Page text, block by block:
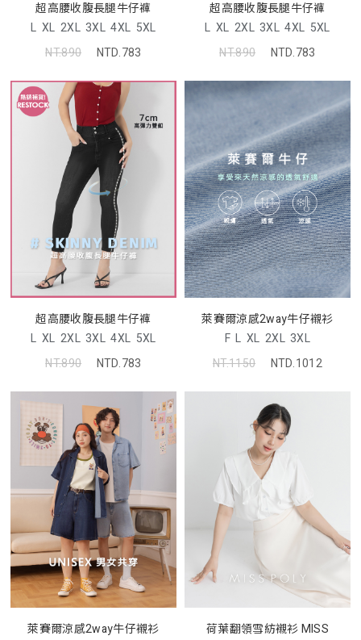
超高腰收腹長腿牛仔褲
L XL 2XL 3XL 4XL 5XL
NT.890
NTD.783
超高腰收腹長腿牛仔褲
L XL 2XL 3XL 4XL 5XL
NT.890
NTD.783
超高腰收腹長腿牛仔褲
L XL 2XL 3XL 4XL 5XL
NT.890
NTD.783
萊賽爾涼感2way牛仔襯衫
F L XL 2XL 3XL
NT.1150
NTD.1012
萊賽爾涼感2way牛仔襯衫
荷葉翻領雪紡襯衫 MISS